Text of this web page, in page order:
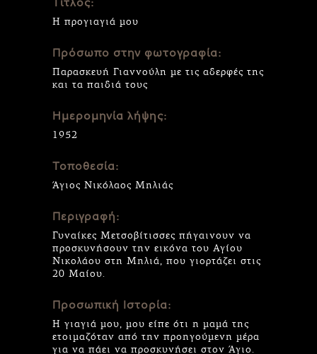
Τίτλος:
H προγιαγιά μου
Πρόσωπο στην φωτογραφία:
Παρασκευή Γιαννούλη με τις αδερφές της
και τα παιδιά τους
Ημερομηνία λήψης:
1952
Τοποθεσία:
Άγιος Νικόλαος Μηλιάς
Περιγραφή:
Γυναίκες Μετσοβίτισσες πήγαινουν να
προσκυνήσουν την εικόνα του Αγίου
Νικολάου στη Μηλιά, που γιορτάζει στις
20 Μαίου.
Προσωπική Ιστορία:
Η γιαγιά μου, μου είπε ότι η μαμά της
ετοιμαζόταν από την προηγούμενη μέρα
για να πάει να προσκυνήσει στον Άγιο.